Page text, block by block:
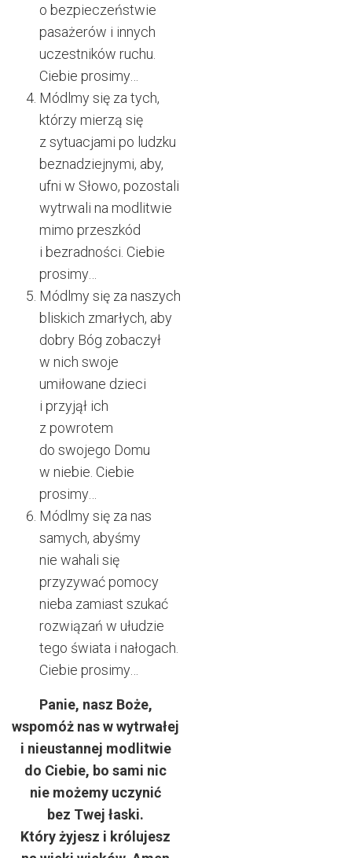
o bezpieczeństwie
pasażerów i innych
uczestników ruchu.
Ciebie prosimy…
Módlmy się za tych,
którzy mierzą się
z sytuacjami po ludzku
beznadziejnymi, aby,
ufni w Słowo, pozostali
wytrwali na modlitwie
mimo przeszkód
i bezradności. Ciebie
prosimy…
Módlmy się za naszych
bliskich zmarłych, aby
dobry Bóg zobaczył
w nich swoje
umiłowane dzieci
i przyjął ich
z powrotem
do swojego Domu
w niebie. Ciebie
prosimy…
Módlmy się za nas
samych, abyśmy
nie wahali się
przyzywać pomocy
nieba zamiast szukać
rozwiązań w ułudzie
tego świata i nałogach.
Ciebie prosimy…
Panie, nasz Boże,
wspomóż nas w wytrwałej
i nieustannej modlitwie
do Ciebie, bo sami nic
nie możemy uczynić
bez Twej łaski.
Który żyjesz i królujesz